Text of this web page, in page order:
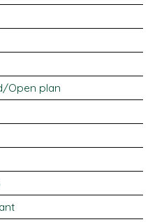
Open plan